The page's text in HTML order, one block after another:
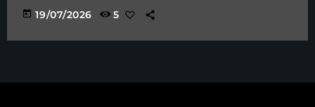
today 19/07/2026 5